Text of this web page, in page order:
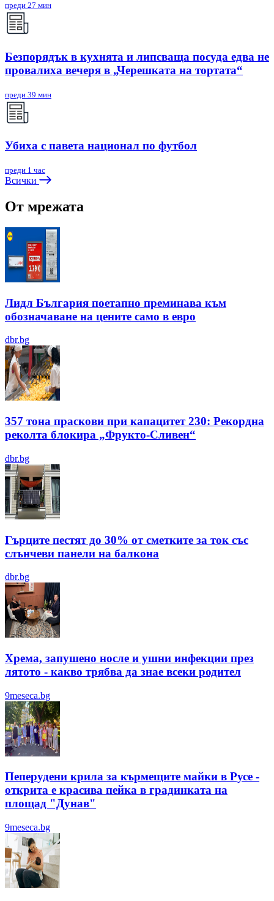
преди 27 мин
Безпорядък в кухнята и липсваща посуда едва не
провалиха вечеря в „Черешката на тортата“
преди 39 мин
Убиха с павета национал по футбол
преди 1 час
Всички
От мрежата
Лидл България поетапно преминава към
обозначаване на цените само в евро
dbr.bg
357 тона праскови при капацитет 230: Рекордна
реколта блокира „Фрукто-Сливен“
dbr.bg
Гърците пестят до 30% от сметките за ток със
слънчеви панели на балкона
dbr.bg
Хрема, запушено носле и ушни инфекции през
лятотo - какво трябва да знае всеки родител
9meseca.bg
Пеперудени крила за кърмещите майки в Русе -
открита е красива пейка в градинката на
площад "Дунав"
9meseca.bg